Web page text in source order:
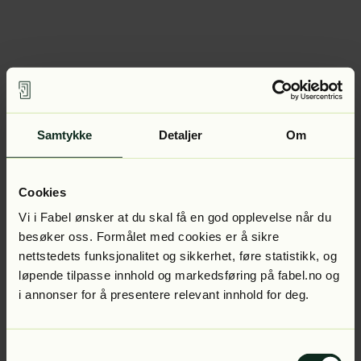
Samtykke Detaljer Om
Cookies
Vi i Fabel ønsker at du skal få en god opplevelse når du
besøker oss. Formålet med cookies er å sikre
nettstedets funksjonalitet og sikkerhet, føre statistikk, og
løpende tilpasse innhold og markedsføring på fabel.no og
i annonser for å presentere relevant innhold for deg.